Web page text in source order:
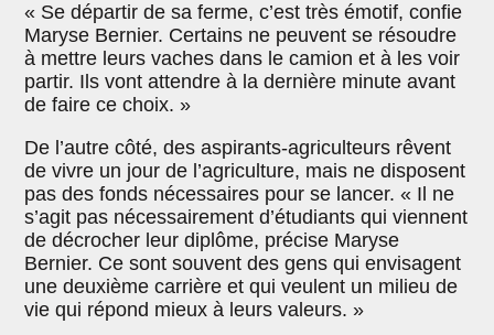
« Se départir de sa ferme, c’est très émotif, confie
Maryse Bernier. Certains ne peuvent se résoudre
à mettre leurs vaches dans le camion et à les voir
partir. Ils vont attendre à la dernière minute avant
de faire ce choix. »
De l’autre côté, des aspirants-agriculteurs rêvent
de vivre un jour de l’agriculture, mais ne disposent
pas des fonds nécessaires pour se lancer. « Il ne
s’agit pas nécessairement d’étudiants qui viennent
de décrocher leur diplôme, précise Maryse
Bernier. Ce sont souvent des gens qui envisagent
une deuxième carrière et qui veulent un milieu de
vie qui répond mieux à leurs valeurs. »